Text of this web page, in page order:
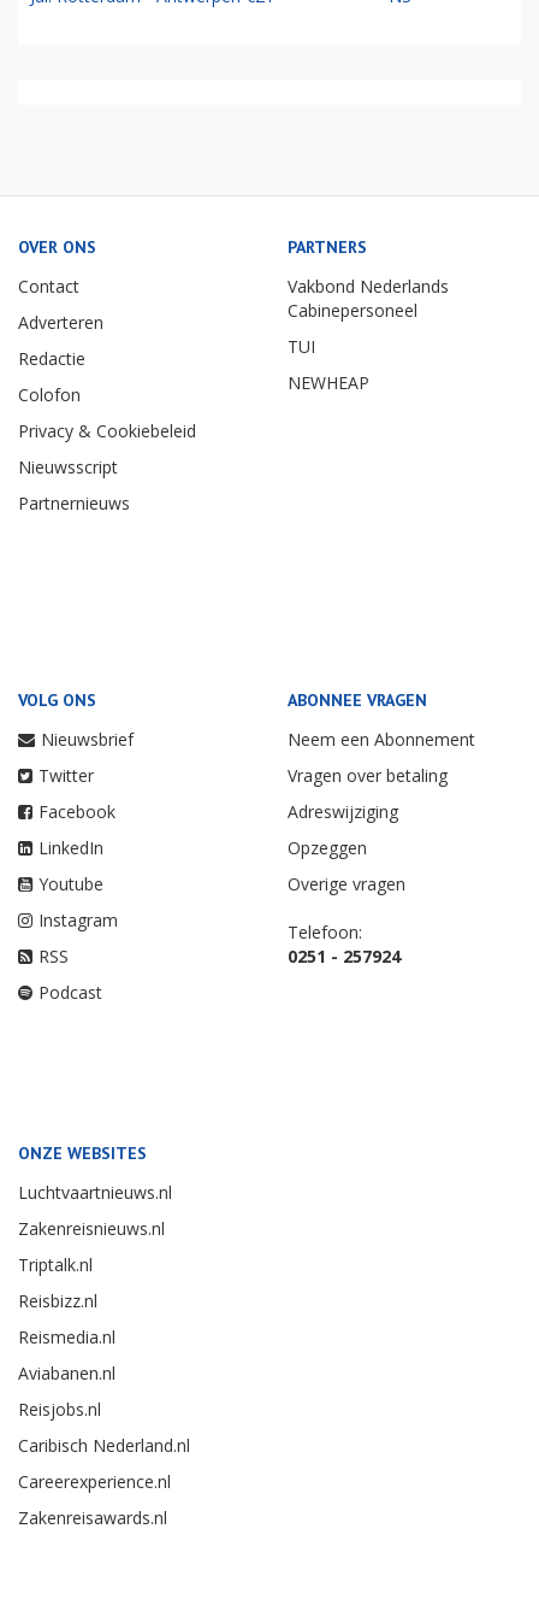
OVER ONS
Contact
Adverteren
Redactie
Colofon
Privacy & Cookiebeleid
Nieuwsscript
Partnernieuws
PARTNERS
Vakbond Nederlands
Cabinepersoneel
TUI
NEWHEAP
VOLG ONS
Nieuwsbrief
Twitter
Facebook
LinkedIn
Youtube
Instagram
RSS
Podcast
ABONNEE VRAGEN
Neem een Abonnement
Vragen over betaling
Adreswijziging
Opzeggen
Overige vragen
Telefoon:
0251 - 257924
ONZE WEBSITES
Luchtvaartnieuws.nl
Zakenreisnieuws.nl
Triptalk.nl
Reisbizz.nl
Reismedia.nl
Aviabanen.nl
Reisjobs.nl
Caribisch Nederland.nl
Careerexperience.nl
Zakenreisawards.nl